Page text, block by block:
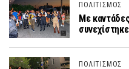
ΠΟΛΙΤΙΣΜΟΣ
Με
ΠΟΛΙΤΙΣΜΟΣ